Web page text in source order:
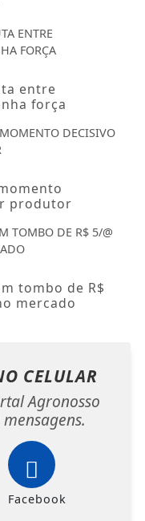
entre
força
produtor
tombo de R$
mercado
CELULAR
Agronosso
Facebook